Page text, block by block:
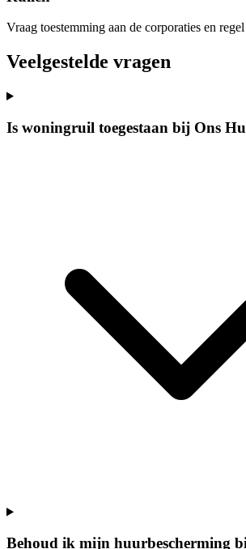
Vraag toestemming aan de corporaties en
Veelgestelde vragen
Is woningruil toegestaan bij Ons
Behoud ik mijn huurbescherming